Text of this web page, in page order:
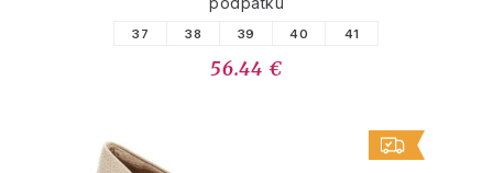
37 38 39 40 41
56.44 €